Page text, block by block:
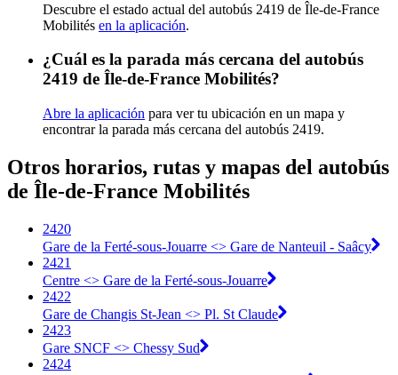
Descubre el estado actual del autobús 2419 de Île-de-France
Mobilités en la aplicación.
¿Cuál es la parada más cercana del autobús
2419 de Île-de-France Mobilités?
Abre la aplicación para ver tu ubicación en un mapa y
encontrar la parada más cercana del autobús 2419.
Otros horarios, rutas y mapas del autobús
de Île-de-France Mobilités
2420
Gare de la Ferté-sous-Jouarre <> Gare de Nanteuil - Saâcy
2421
Centre <> Gare de la Ferté-sous-Jouarre
2422
Gare de Changis St-Jean <> Pl. St Claude
2423
Gare SNCF <> Chessy Sud
2424